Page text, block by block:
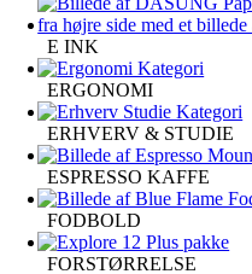
E INK
ERGONOMI
ERHVERV & STUDIE
ESPRESSO KAFFE
FODBOLD
FORSTØRRELSE